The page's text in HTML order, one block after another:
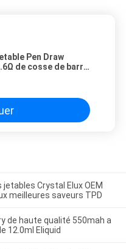
Pen Draw
de cosse de barre
Crystal Elux OEM
meilleures saveurs TPD
de haute qualité 550mah a
12.0ml Eliquid